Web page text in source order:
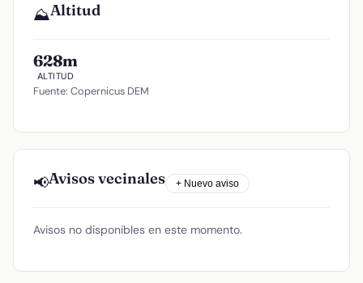
⛰️Altitud
628m
ALTITUD
Fuente: Copernicus DEM
📢Avisos vecinales + Nuevo aviso
Avisos no disponibles en este momento.